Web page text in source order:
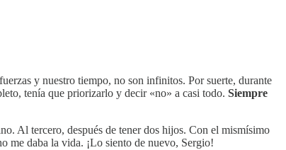
y nuestro tiempo, no son infinitos. Por suerte, durante
tenía que priorizarlo y decir «no» a casi todo. Siempre
Al tercero, después de tener dos hijos. Con el mismísimo
me daba la vida. ¡Lo siento de nuevo, Sergio!